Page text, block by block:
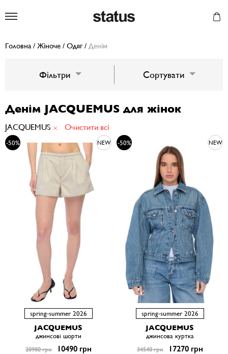
Головна / Жіноче / Одяг/ Денім
Денім JACQUEMUS для жінок
JACQUEMUS Очистити всі
-50% NEW
spring-summer 2026
JACQUEMUS
джинсові шорти
20980 грн 10490 грн
-50% NEW
spring-summer 2026
JACQUEMUS
джинсова куртка
34540 грн 17270 грн
Фільтри Сортувати